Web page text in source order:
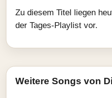
Zu diesem Titel liegen
der Tages-Playlist vor.
Weitere Songs von